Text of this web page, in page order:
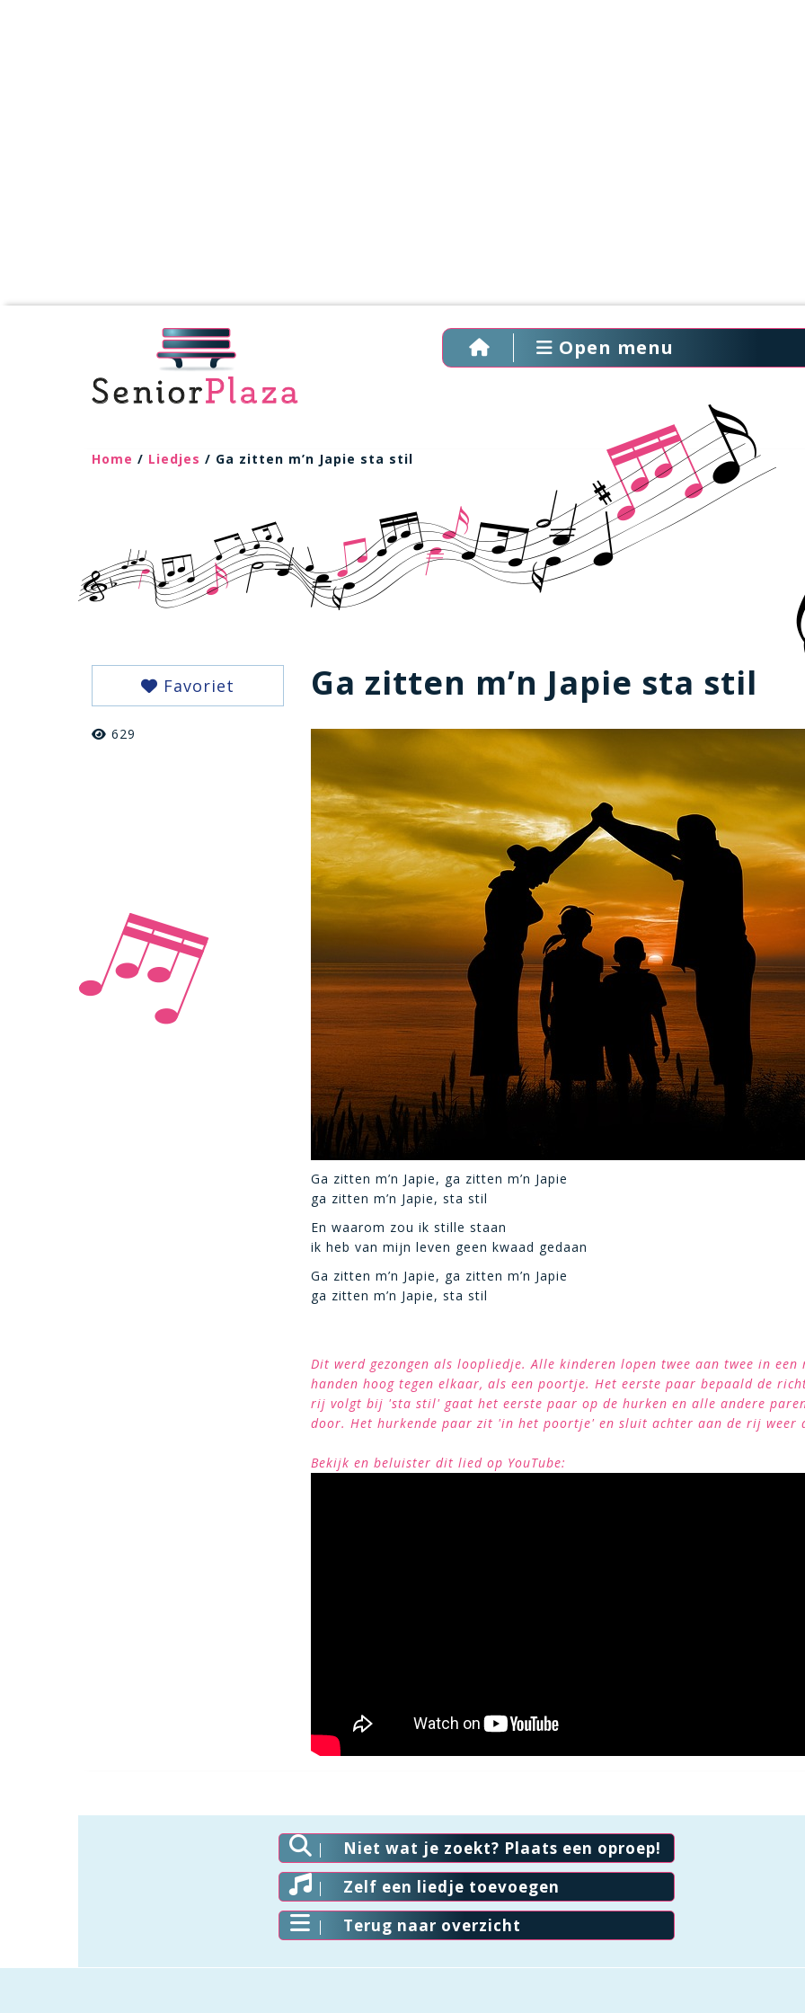
Open menu
Home / Liedjes / Ga zitten m’n Japie sta stil
Favoriet
629
Ga zitten m’n Japie sta stil
Ga zitten m’n Japie, ga zitten m’n Japie
ga zitten m’n Japie, sta stil
En waarom zou ik stille staan
ik heb van mijn leven geen kwaad gedaan
Ga zitten m’n Japie, ga zitten m’n Japie
ga zitten m’n Japie, sta stil
Dit werd gezongen als loopliedje. Alle kinderen lopen twee aan twee in
handen hoog tegen elkaar, als een poortje. Het eerste paar bepaald de
rij volgt bij 'sta stil' gaat het eerste paar op de hurken en alle andere
door. Het hurkende paar zit 'in het poortje' en sluit achter aan de rij weer
Bekijk en beluister dit lied op YouTube:
Niet wat je zoekt? Plaats een oproep!
Zelf een liedje toevoegen
Terug naar overzicht